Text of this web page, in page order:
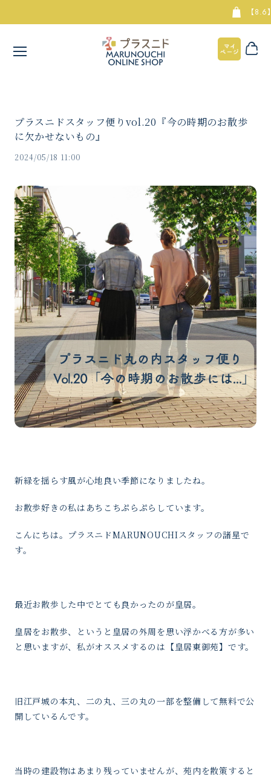
【8.6】足
プラスニドスタッフ便りvol.20『今の時期のお散歩
に欠かせないもの』
2024/05/18 11:00
新緑を揺らす風が心地良い季節になりましたね。
お散歩好きの私はあちこちぷらぷらしています。
こんにちは。プラスニドMARUNOUCHIスタッフの諸星で
す。
最近お散歩した中でとても良かったのが皇居。
皇居をお散歩、というと皇居の外周を思い浮かべる方が多い
と思いますが、私がオススメするのは【皇居東御苑】です。
旧江戸城の本丸、二の丸、三の丸の一部を整備して無料で公
開しているんです。
当時の建設物はあまり残っていませんが、苑内を散策すると